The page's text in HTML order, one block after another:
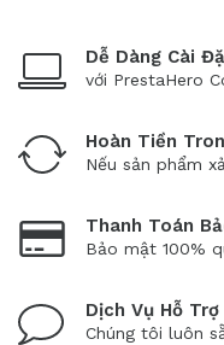
Dễ Dàng Cài
với PrestaHero
Hoàn Tiền
Nếu sản phẩm
Thanh Toán
Bảo mật 100%
Dịch Vụ Hỗ
Chúng tôi luôn